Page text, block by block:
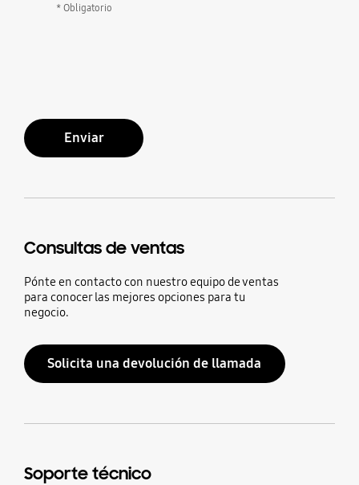
* Obligatorio
Enviar
Consultas de ventas
Pónte en contacto con nuestro equipo de ventas
para conocer las mejores opciones para tu
negocio.
Solicita una devolución de llamada
Soporte técnico